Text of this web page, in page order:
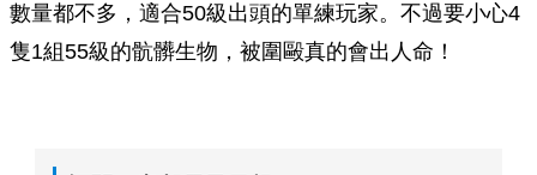
數量都不多，適合50級出頭的單練玩家。不過要小心4
隻1組55級的骯髒生物，被圍毆真的會出人命！